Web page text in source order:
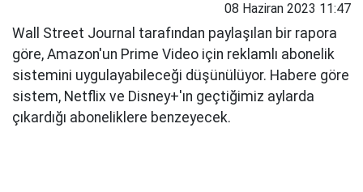
08 Haziran 2023 11:47
Wall Street Journal tarafından paylaşılan bir rapora
göre, Amazon'un Prime Video için reklamlı abonelik
sistemini uygulayabileceği düşünülüyor. Habere göre
sistem, Netflix ve Disney+'ın geçtiğimiz aylarda
çıkardığı aboneliklere benzeyecek.